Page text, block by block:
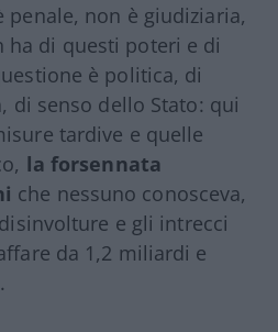
non è giudiziaria,
ha di questi poteri e di
è politica, di
di senso dello Stato: qui
tardive e quelle
la forsennata
che nessuno conosceva,
e gli intrecci
da 1,2 miliardi e